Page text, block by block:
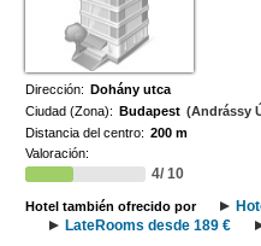
Dirección: Dohány utca
Ciudad (Zona): Budapest (Andrássy
Distancia del centro: 200 m
Valoración:
4/ 10
Hotel también ofrecido por
LateRooms desde 189 €